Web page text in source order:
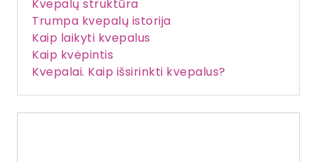
Kvepalų struktūra
Trumpa kvepalų istorija
Kaip laikyti kvepalus
Kaip kvėpintis
Kvepalai. Kaip išsirinkti kvepalus?